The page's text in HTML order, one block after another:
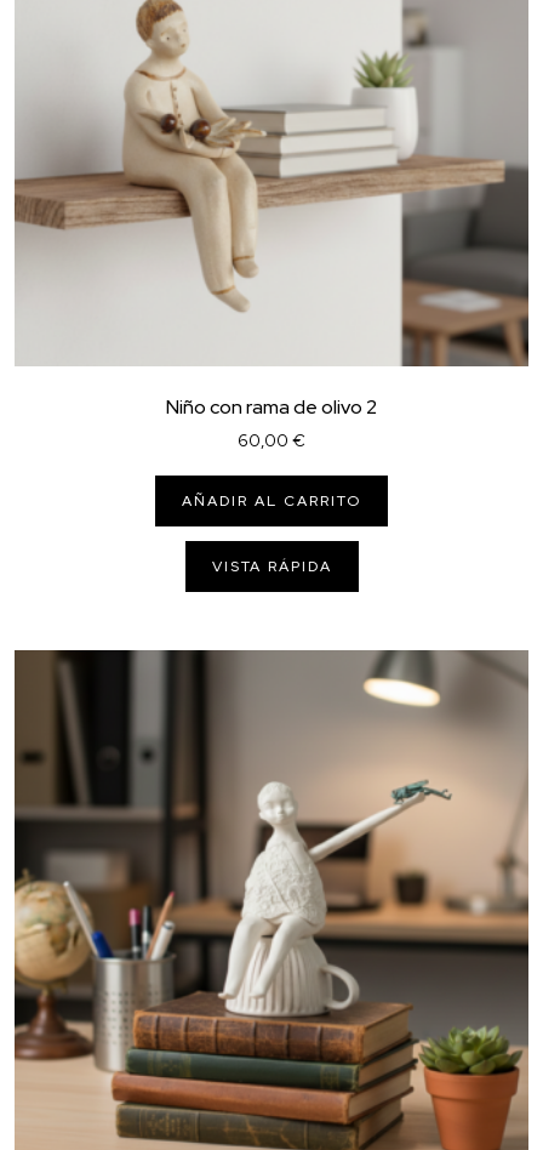
Niño con rama de olivo 2
60,00 €
AÑADIR AL CARRITO
VISTA RÁPIDA